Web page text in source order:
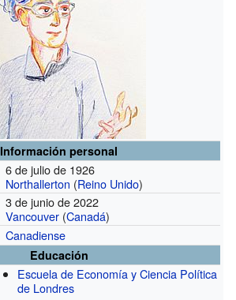
Información personal
6 de julio de 1926
Northallerton (Reino Unido)
3 de junio de 2022
Vancouver (Canadá)
Canadiense
Educación
Escuela de Economía y Ciencia Política
de Londres